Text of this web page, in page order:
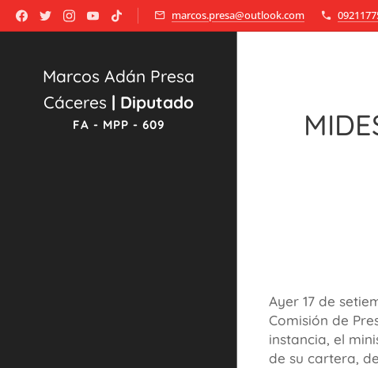
marcos.presa@outlook.com
Marcos Adán Presa
Cáceres | Diputado
FA - MPP - 609
Ayer 17 de
Comisión de
instancia, el
de su cartera,